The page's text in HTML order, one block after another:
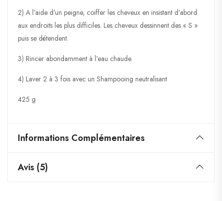
2) A l’aide d’un peigne, coiffer les cheveux en insistant d’abord
aux endroits les plus difficiles. Les cheveux dessinnent des « S »
puis se détendent.
3) Rincer abondamment à l’eau chaude.
4) Laver 2 à 3 fois avec un Shampooing neutralisant
425 g
Informations Complémentaires
Avis (5)